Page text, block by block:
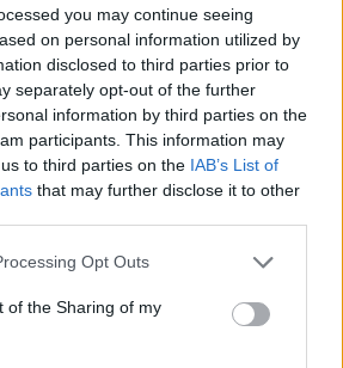
you may continue seeing
on personal information utilized by
disclosed to third parties prior to
separately opt-out of the further
information by third parties on the
participants. This information may
to third parties on the IAB’s List of
that may further disclose it to other
app uses one or more Google
or usage behaviour. You may click to
to Google and its third-party tags to
specified purposes in below Google
Opt Outs
of the Sharing of my
okokból kivették
az év hátralévő részére,
azóta is folyamatosan
és flashbackekkel”
mennyire félelmetes
és a családja számára”